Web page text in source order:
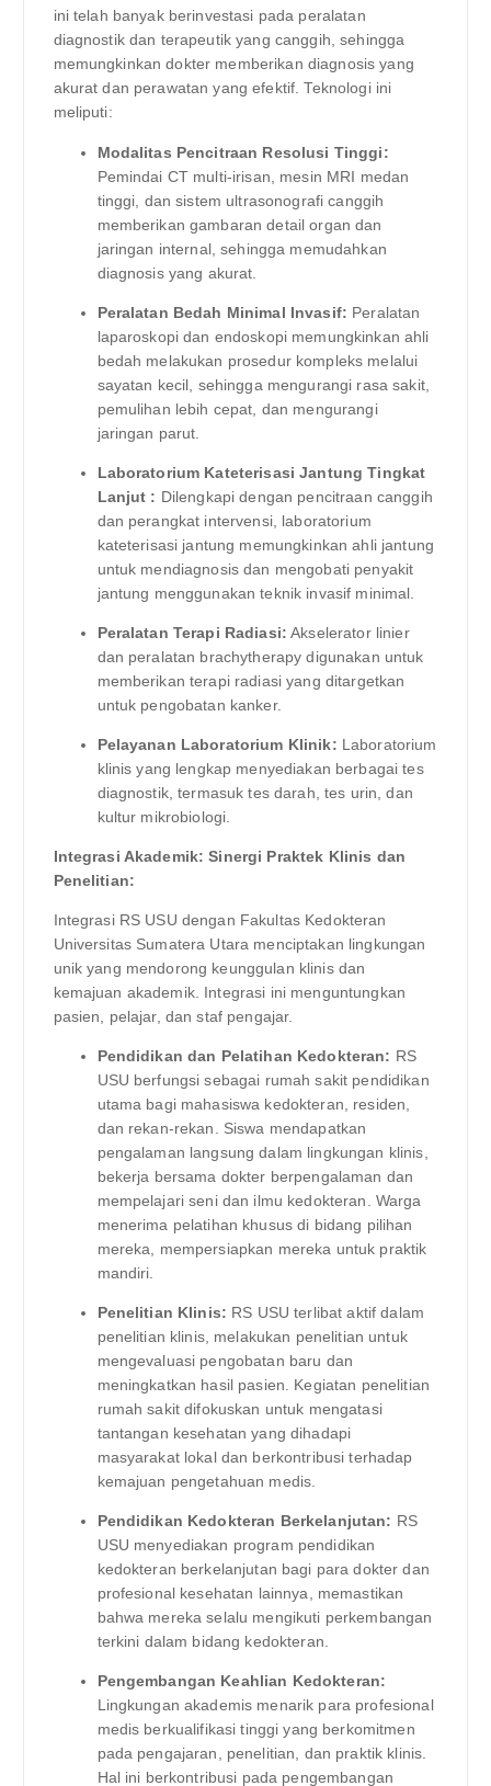
ini telah banyak berinvestasi pada peralatan
diagnostik dan terapeutik yang canggih, sehingga
memungkinkan dokter memberikan diagnosis yang
akurat dan perawatan yang efektif. Teknologi ini
meliputi:
Modalitas Pencitraan Resolusi Tinggi:
Pemindai CT multi-irisan, mesin MRI medan
tinggi, dan sistem ultrasonografi canggih
memberikan gambaran detail organ dan
jaringan internal, sehingga memudahkan
diagnosis yang akurat.
Peralatan Bedah Minimal Invasif: Peralatan
laparoskopi dan endoskopi memungkinkan ahli
bedah melakukan prosedur kompleks melalui
sayatan kecil, sehingga mengurangi rasa sakit,
pemulihan lebih cepat, dan mengurangi
jaringan parut.
Laboratorium Kateterisasi Jantung Tingkat
Lanjut : Dilengkapi dengan pencitraan canggih
dan perangkat intervensi, laboratorium
kateterisasi jantung memungkinkan ahli jantung
untuk mendiagnosis dan mengobati penyakit
jantung menggunakan teknik invasif minimal.
Peralatan Terapi Radiasi: Akselerator linier
dan peralatan brachytherapy digunakan untuk
memberikan terapi radiasi yang ditargetkan
untuk pengobatan kanker.
Pelayanan Laboratorium Klinik: Laboratorium
klinis yang lengkap menyediakan berbagai tes
diagnostik, termasuk tes darah, tes urin, dan
kultur mikrobiologi.
Integrasi Akademik: Sinergi Praktek Klinis dan
Penelitian:
Integrasi RS USU dengan Fakultas Kedokteran
Universitas Sumatera Utara menciptakan lingkungan
unik yang mendorong keunggulan klinis dan
kemajuan akademik. Integrasi ini menguntungkan
pasien, pelajar, dan staf pengajar.
Pendidikan dan Pelatihan Kedokteran: RS
USU berfungsi sebagai rumah sakit pendidikan
utama bagi mahasiswa kedokteran, residen,
dan rekan-rekan. Siswa mendapatkan
pengalaman langsung dalam lingkungan klinis,
bekerja bersama dokter berpengalaman dan
mempelajari seni dan ilmu kedokteran. Warga
menerima pelatihan khusus di bidang pilihan
mereka, mempersiapkan mereka untuk praktik
mandiri.
Penelitian Klinis: RS USU terlibat aktif dalam
penelitian klinis, melakukan penelitian untuk
mengevaluasi pengobatan baru dan
meningkatkan hasil pasien. Kegiatan penelitian
rumah sakit difokuskan untuk mengatasi
tantangan kesehatan yang dihadapi
masyarakat lokal dan berkontribusi terhadap
kemajuan pengetahuan medis.
Pendidikan Kedokteran Berkelanjutan: RS
USU menyediakan program pendidikan
kedokteran berkelanjutan bagi para dokter dan
profesional kesehatan lainnya, memastikan
bahwa mereka selalu mengikuti perkembangan
terkini dalam bidang kedokteran.
Pengembangan Keahlian Kedokteran:
Lingkungan akademis menarik para profesional
medis berkualifikasi tinggi yang berkomitmen
pada pengajaran, penelitian, dan praktik klinis.
Hal ini berkontribusi pada pengembangan